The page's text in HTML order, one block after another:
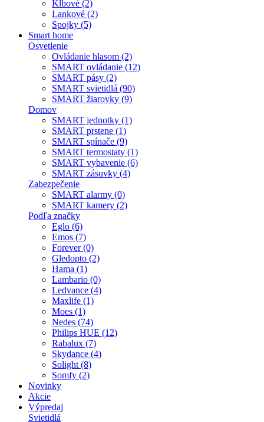
Kĺbové (2)
Lankové (2)
Spojky (5)
Smart home
Osvetlenie
Ovládanie hlasom (2)
SMART ovládanie (12)
SMART pásy (2)
SMART svietidlá (90)
SMART žiarovky (9)
Domov
SMART jednotky (1)
SMART prstene (1)
SMART spínače (9)
SMART termostaty (1)
SMART vybavenie (6)
SMART zásuvky (4)
Zabezpečenie
SMART alarmy (0)
SMART kamery (2)
Podľa značky
Eglo (6)
Emos (7)
Forever (0)
Gledopto (2)
Hama (1)
Lambario (0)
Ledvance (4)
Maxlife (1)
Moes (1)
Nedes (74)
Philips HUE (12)
Rabalux (7)
Skydance (4)
Solight (8)
Somfy (2)
Novinky
Akcie
Výpredaj
Svietidlá